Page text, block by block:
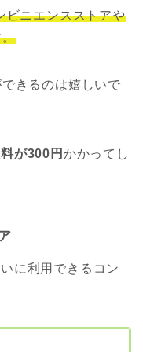
ビニエンスストアや
きるのは嬉しいで
が300円 かかってし
に利用できるコン